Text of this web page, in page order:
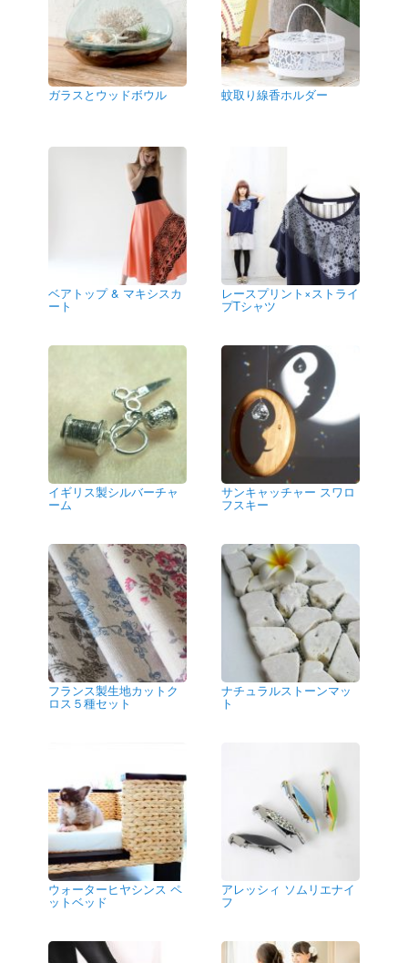
ガラスとウッドボウル 蚊取り線香ホルダー
ベアトップ & マキシスカ
ート
レースプリント×ストライ
プTシャツ
イギリス製シルバーチャ
ーム
サンキャッチャー スワロ
フスキー
フランス製生地カットク
ロス５種セット
ナチュラルストーンマッ
ト
ウォーターヒヤシンス ペ
ットベッド
アレッシィ ソムリエナイ
フ